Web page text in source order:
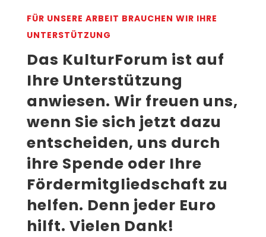
FÜR UNSERE ARBEIT BRAUCHEN WIR IHRE
UNTERSTÜTZUNG
Das KulturForum ist auf
Ihre Unterstützung
anwiesen. Wir freuen uns,
wenn Sie sich jetzt dazu
entscheiden, uns durch
ihre Spende oder Ihre
Fördermitgliedschaft zu
helfen. Denn jeder Euro
hilft. Vielen Dank!